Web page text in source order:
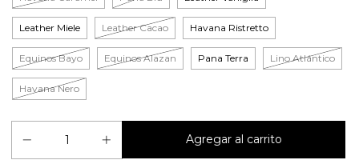
Leather Miele Leather Cacao Havana Ristretto
Equinos Bayo Equinos Alazan Pana Terra Lino Atlántico
Havana Nero